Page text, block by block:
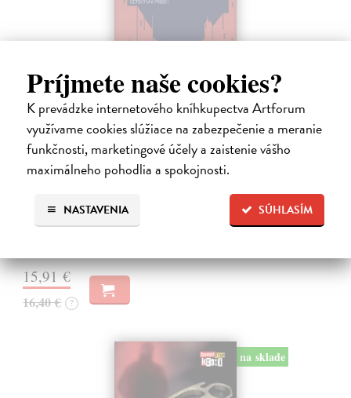
Príjmete naše cookies?
K prevádzke internetového kníhkupectva Artforum
využívame cookies slúžiace na zabezpečenie a meranie
funkčnosti, marketingové účely a zaistenie vášho
maximálneho pohodlia a spokojnosti.
SÚHLASÍM
NASTAVENIA
Tramwaj na Sachsenberg
Sagitarius Petr| Kniha
Tramwaj Cafe je kavárna v polském Těšíně a zároveň místo, kde se
sbíhají všechny nitky související s dalším brutálním zločinem, který
musí vyřešit Roman Saran, major ostravské kriminálky, a jeho tým.
Jak…
15,91 €
16,40 € ?
na sklade